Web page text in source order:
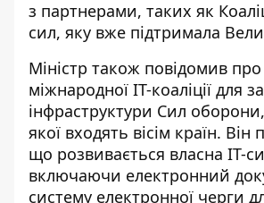
з партнерами, таких як
сил, яку вже підтримала
Міністр також повідомив
міжнародної ІТ-коаліції для
інфраструктури Сил
якої входять вісім країн. Він
що розвивається власна ІТ-
включаючи електронний
систему електронної черги